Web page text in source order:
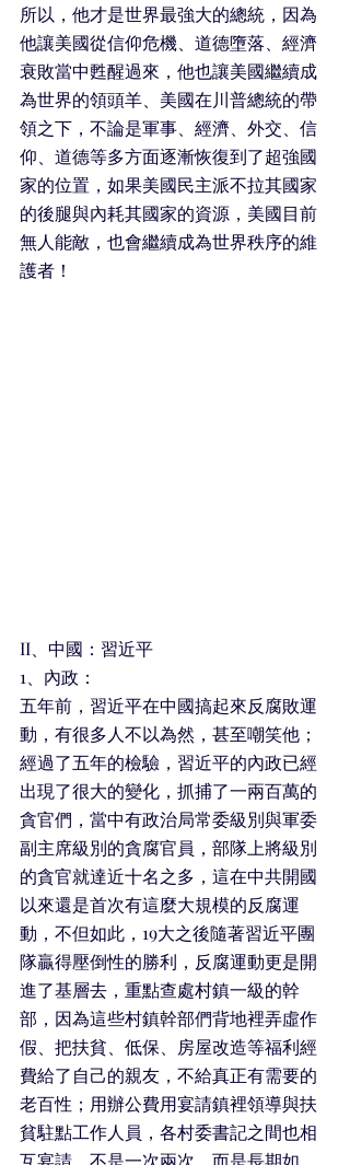
所以，他才是世界最強大的總統，因為
他讓美國從信仰危機、道德墮落、經濟
衰敗當中甦醒過來，他也讓美國繼續成
為世界的領頭羊、美國在川普總統的帶
領之下，不論是軍事、經濟、外交、信
仰、道德等多方面逐漸恢復到了超強國
家的位置，如果美國民主派不拉其國家
的後腿與內耗其國家的資源，美國目前
無人能敵，也會繼續成為世界秩序的維
護者！
II、中國：習近平
1、內政：
五年前，習近平在中國搞起來反腐敗運
動，有很多人不以為然，甚至嘲笑他；
經過了五年的檢驗，習近平的內政已經
出現了很大的變化，抓捕了一兩百萬的
貪官們，當中有政治局常委級別與軍委
副主席級別的貪腐官員，部隊上將級別
的貪官就達近十名之多，這在中共開國
以來還是首次有這麼大規模的反腐運
動，不但如此，19大之後隨著習近平團
隊贏得壓倒性的勝利，反腐運動更是開
進了基層去，重點查處村鎮一級的幹
部，因為這些村鎮幹部們背地裡弄虛作
假、把扶貧、低保、房屋改造等福利經
費給了自己的親友，不給真正有需要的
老百性；用辦公費用宴請鎮裡領導與扶
貧駐點工作人員，各村委書記之間也相
互宴請，不是一次兩次，而是長期如